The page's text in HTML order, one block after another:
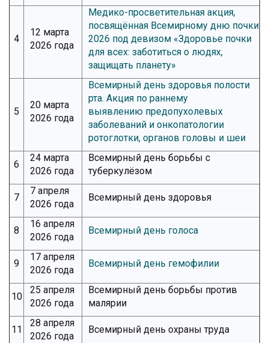
4
12 марта
2026 года
Медико-просветительная акция,
посвящённая Всемирному дню почки
2026 под девизом «Здоровье почки
для всех: заботиться о людях,
защищать планету»
5
20 марта
2026 года
Всемирный день здоровья полости
рта. Акция по раннему
выявлению предопухолевых
заболеваний и онкопатологии
ротоглотки, органов головы и шеи
6
24 марта
2026 года
Всемирный день борьбы с
туберкулёзом
7
7 апреля
2026 года
Всемирный день здоровья
8
16 апреля
2026 года
Всемирный день голоса
9
17 апреля
2026 года
Всемирный день гемофилии
10
25 апреля
2026 года
Всемирный день борьбы против
малярии
11
28 апреля
2026 года
Всемирный день охраны труда